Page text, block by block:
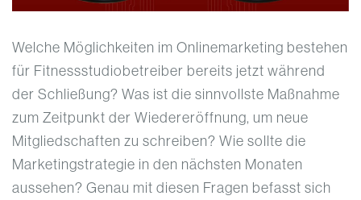
Welche Möglichkeiten im Onlinemarketing bestehen
für Fitnessstudiobetreiber bereits jetzt während
der Schließung? Was ist die sinnvollste Maßnahme
zum Zeitpunkt der Wiedereröffnung, um neue
Mitgliedschaften zu schreiben? Wie sollte die
Marketingstrategie in den nächsten Monaten
aussehen? Genau mit diesen Fragen befasst sich